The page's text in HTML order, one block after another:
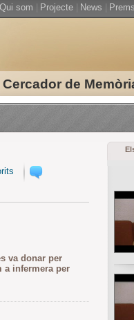
Cercador de
Qui som Projecte News
va donar per
a infermera per